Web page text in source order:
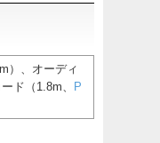
）、オーディ
ド（1.8m、
P